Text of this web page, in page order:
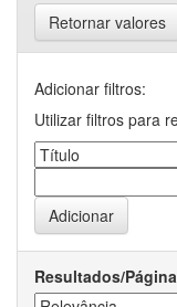
Retornar valores
Adicionar filtros:
Utilizar filtros para
Resultados/Página